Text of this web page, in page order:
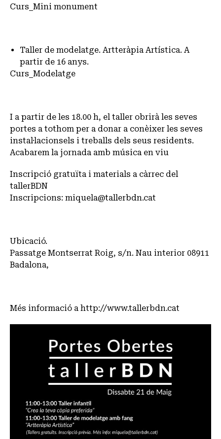
Curs_Mini monument
Taller de modelatge. Artteràpia Artística. A
partir de 16 anys.
Curs_Modelatge
I a partir de les 18.00 h, el taller obrirà les seves
portes a tothom per a donar a conèixer les seves
instal·lacionsels i treballs dels seus residents.
Acabarem la jornada amb música en viu
Inscripció gratuïta i materials a càrrec del
tallerBDN
Inscripcions: miquela@tallerbdn.cat
Ubicació.
Passatge Montserrat Roig, s/n. Nau interior 08911
Badalona,
Més informació a http://www.tallerbdn.cat